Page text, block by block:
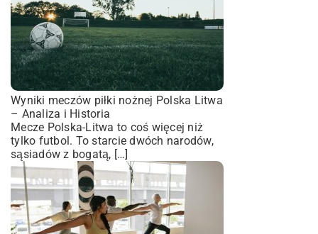
Wyniki meczów piłki nożnej Polska Litwa
– Analiza i Historia
Mecze Polska-Litwa to coś więcej niż
tylko futbol. To starcie dwóch narodów,
sąsiadów z bogatą, […]